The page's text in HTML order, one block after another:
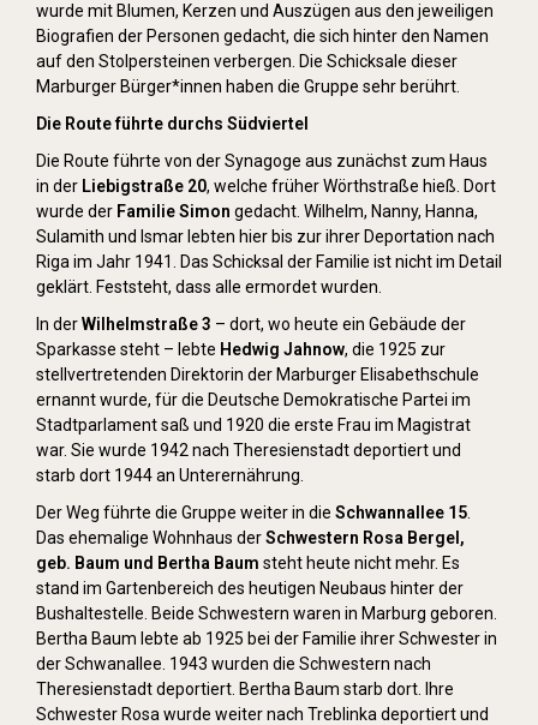
wurde mit Blumen, Kerzen und Auszügen aus den jeweiligen
Biografien der Personen gedacht, die sich hinter den Namen
auf den Stolpersteinen verbergen. Die Schicksale dieser
Marburger Bürger*innen haben die Gruppe sehr berührt.
Die Route führte durchs Südviertel
Die Route führte von der Synagoge aus zunächst zum Haus
in der Liebigstraße 20, welche früher Wörthstraße hieß. Dort
wurde der Familie Simon gedacht. Wilhelm, Nanny, Hanna,
Sulamith und Ismar lebten hier bis zur ihrer Deportation nach
Riga im Jahr 1941. Das Schicksal der Familie ist nicht im Detail
geklärt. Feststeht, dass alle ermordet wurden.
In derWilhelmstraße 3 – dort, wo heute ein Gebäude der
Sparkasse steht – lebte Hedwig Jahnow, die 1925 zur
stellvertretenden Direktorin der Marburger Elisabethschule
ernannt wurde, für die Deutsche Demokratische Partei im
Stadtparlament saß und 1920 die erste Frau im Magistrat
war. Sie wurde 1942 nach Theresienstadt deportiert und
starb dort 1944 an Unterernährung.
Der Weg führte die Gruppe weiter in die Schwannallee 15
Das ehemalige Wohnhaus derSchwestern Rosa Bergel,
geb. Baum und Bertha Baum steht heute nicht mehr. Es
stand im Gartenbereich des heutigen Neubaus hinter der
Bushaltestelle. Beide Schwestern waren in Marburg geboren.
Bertha Baum lebte ab 1925 bei der Familie ihrer Schwester in
der Schwanallee. 1943 wurden die Schwestern nach
Theresienstadt deportiert. Bertha Baum starb dort. Ihre
Schwester Rosa wurde weiter nach Treblinka deportiert und